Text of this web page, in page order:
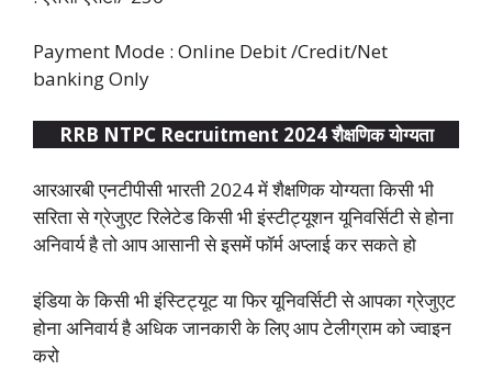
Payment Mode : Online Debit /Credit/Net
banking Only
RRB NTPC Recruitment 2024 शैक्षणिक योग्यता
आरआरबी एनटीपीसी भारती 2024 में शैक्षणिक योग्यता किसी भी
सरिता से ग्रेजुएट रिलेटेड किसी भी इंस्टीट्यूशन यूनिवर्सिटी से होना
अनिवार्य है तो आप आसानी से इसमें फॉर्म अप्लाई कर सकते हो
इंडिया के किसी भी इंस्टिट्यूट या फिर यूनिवर्सिटी से आपका ग्रेजुएट
होना अनिवार्य है अधिक जानकारी के लिए आप टेलीग्राम को ज्वाइन
करो